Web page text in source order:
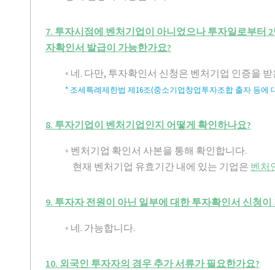
7. 투자시점에 벤처기업이 아니었으나 투자일로부터
자확인서 발급이 가능한가요?
◦ 네. 다만, 투자확인서 신청은 벤처기업 인증을
* 조세특례제한법 제16조(중소기업창업투자조합 출자 등에
8. 투자기업이 벤처기업인지 어떻게 확인하나요?
◦ 벤처기업 확인서 사본을 통해 확인합니다.
현재 벤처기업 유효기간 내에 있는 기업은 벤처
9. 투자자 전원이 아닌 일부에 대한 투자확인서 신청
◦ 네. 가능합니다.
10. 외국인 투자자의 경우 추가 서류가 필요한가요?